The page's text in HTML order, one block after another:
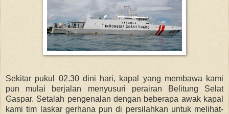
Sekitar pukul 02.30 dini hari, kapal yang membawa kami
pun mulai berjalan menyusuri perairan Belitung Selat
Gaspar. Setalah pengenalan dengan beberapa awak kapal
kami tim laskar gerhana pun di persilahkan untuk melihat-